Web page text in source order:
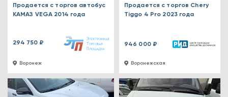
Воронеж
Продается с торгов автобус
КАМАЗ VEGA 2014 года
294 750 ₽
Воронежская
Продается с торгов Chery
Tiggo 4 Pro 2023 года
946 000 ₽